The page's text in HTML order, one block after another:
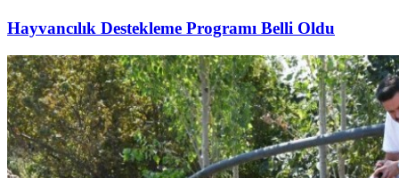
Hayvancılık Destekleme Programı Belli Oldu